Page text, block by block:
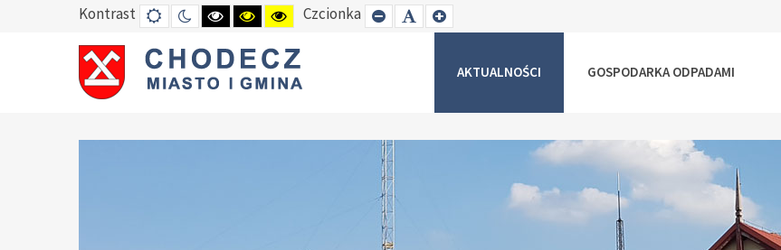
Kontrast DEFAULT
MODE
TRYB
NOCNY
HIGH
CONTRAST
BLACK
WHITE
MODE
HIGH
CONTRAST
BLACK
YELLOW
MODE
HIGH
CONTRAST
YELLOW
BLACK
MODE
Czcionka SET
SMALLER
SET
DEFAULT
SET
LARGER
AKTUALNOŚCI GOSPODARKA ODPADAMI